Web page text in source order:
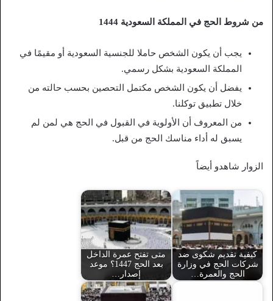
من شروط الحج في المملكة السعودية 1444
يجب أن يكون الشخص حاملا للجنسية السعودية أو مقيمًا في
المملكة السعودية بشكل رسمي.
يفضل أن يكون الشخص مكتمل التحصين بحسب حالته من
خلال تطبيق توكلنا.
من المعروف أن الأولوية في القبول في الحج هي لمن لم
يسبق له أداء مناسك الحج من قبل.
الزوار شاهدو أيضاً
كيفية تقديم شكوى ضد
شركات الحج في وزارة
الحج والعمرة…
متى تفتح عمرة الداخل
بعد الحج 1447؟ موعد
إصدار…